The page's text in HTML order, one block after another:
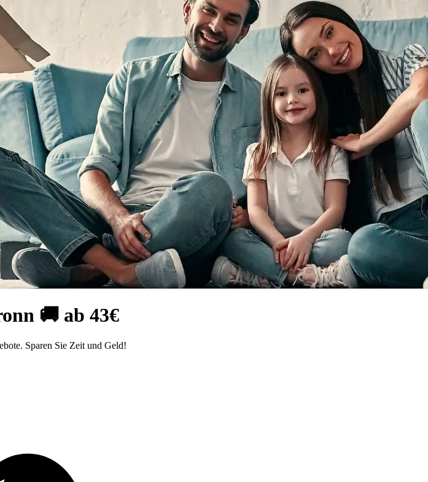
🚚 ab 43€
Sparen Sie Zeit und Geld!